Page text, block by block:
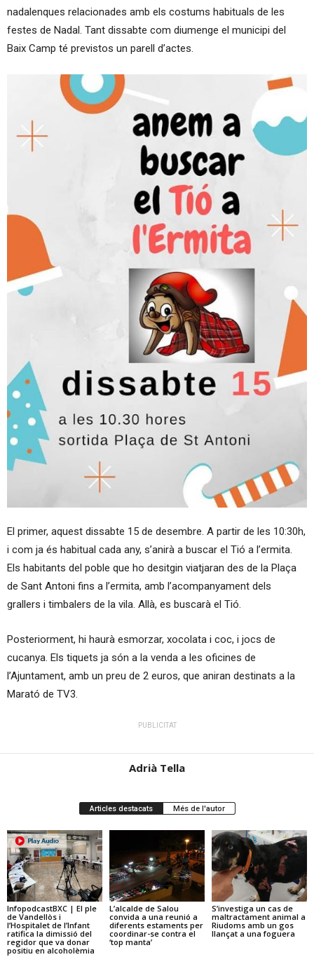
nadalenques relacionades amb els costums habituals de les
festes de Nadal. Tant dissabte com diumenge el municipi del
Baix Camp té previstos un parell d’actes.
El primer, aquest dissabte 15 de desembre. A partir de les 10:30h,
i com ja és habitual cada any, s’anirà a buscar el Tió a l’ermita.
Els habitants del poble que ho desitgin viatjaran des de la Plaça
de Sant Antoni fins a l’ermita, amb l’acompanyament dels
grallers i timbalers de la vila. Allà, es buscarà el Tió.
Posteriorment, hi haurà esmorzar, xocolata i coc, i jocs de
cucanya. Els tiquets ja són a la venda a les oficines de
l’Ajuntament, amb un preu de 2 euros, que aniran destinats a la
Marató de TV3.
PUBLICITAT
Adrià Tella
Articles destacats Més de l'autor
InfopodcastBXC | El ple
de Vandellòs i
l’Hospitalet de l’Infant
ratifica la dimissió del
regidor que va donar
positiu en alcoholèmia
L’alcalde de Salou
convida a una reunió a
diferents estaments per
coordinar-se contra el
‘top manta’
S’investiga un cas de
maltractament animal a
Riudoms amb un gos
llançat a una foguera